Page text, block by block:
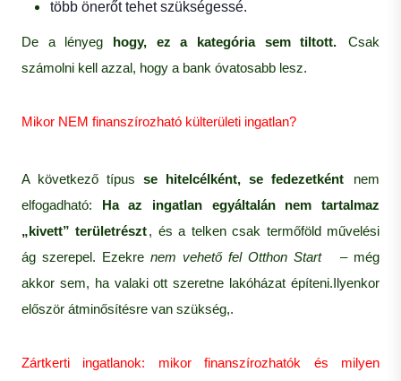
több önerőt tehet szükségessé.
De a lényeg hogy, ez a kategória sem tiltott.
Csak
számolni kell azzal, hogy a bank óvatosabb lesz.
Mikor NEM finanszírozható külterületi ingatlan?
A következő típus se hitelcélként, se fedezetként
nem
elfogadható: Ha az ingatlan egyáltalán nem tartalmaz
„kivett” területrészt, és a telken csak termőföld művelési
ág szerepel. Ezekre nem vehető fel Otthon Start
– még
akkor sem, ha valaki ott szeretne lakóházat építeni.Ilyenkor
először átminősítésre van szükség,.
Zártkerti ingatlanok: mikor finanszírozhatók és milyen